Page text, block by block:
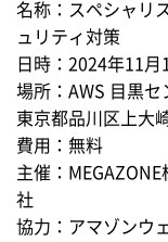
名称：スペシャリ
ュリティ対策
日時：2024年11
場所：AWS 目黒
東京都品川区上大
費用：無料
主催：
社
協力：アマゾンウ